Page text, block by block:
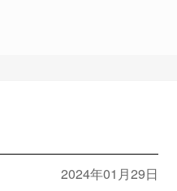
2024年01月29日